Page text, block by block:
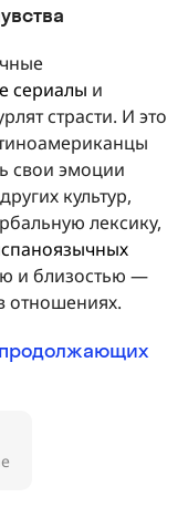
сериалы и
страсти. И это
свои эмоции
культур,
лексику,
и близостью —
отношениях.